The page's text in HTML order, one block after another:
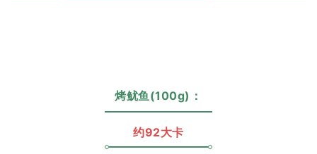
烤鱿鱼(100g)：
约92大卡